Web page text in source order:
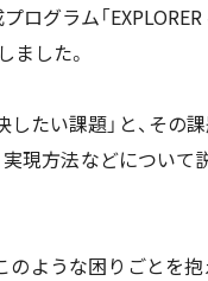
グラム「
ました。
たい課題」と、その
現方法などについ
ような困りごとを